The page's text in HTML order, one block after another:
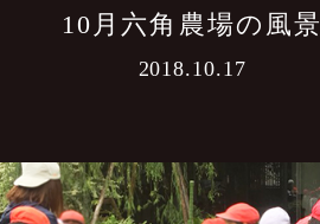
10月六角農場の風景
2018.10.17